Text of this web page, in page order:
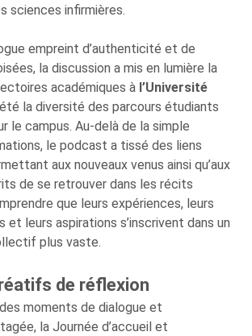
sciences infirmières.
empreint d’authenticité et de
la discussion a mis en lumière la
académiques à l’Université
la diversité des parcours étudiants
le campus. Au-delà de la simple
le podcast a tissé des liens
aux nouveaux venus ainsi qu’aux
de se retrouver dans les récits
que leurs expériences, leurs
et leurs aspirations s’inscrivent dans un
plus vaste.
de réflexion
moments de dialogue et
la Journée d’accueil et